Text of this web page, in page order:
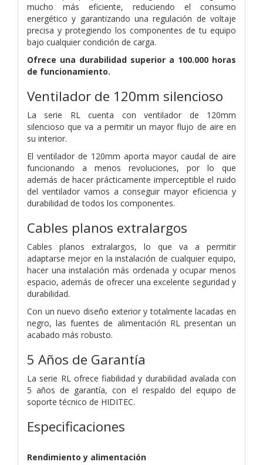
mucho más eficiente, reduciendo el consumo
energético y garantizando una regulación de voltaje
precisa y protegiendo los componentes de tu equipo
bajo cualquier condición de carga.
Ofrece una durabilidad superior a 100.000 horas
de funcionamiento.
Ventilador de 120mm silencioso
La serie RL cuenta con ventilador de 120mm
silencioso que va a permitir un mayor flujo de aire en
su interior.
El ventilador de 120mm aporta mayor caudal de aire
funcionando a menos revoluciones, por lo que
además de hacer prácticamente imperceptible el ruido
del ventilador vamos a conseguir mayor eficiencia y
durabilidad de todos los componentes.
Cables planos extralargos
Cables planos extralargos, lo que va a permitir
adaptarse mejor en la instalación de cualquier equipo,
hacer una instalación más ordenada y ocupar menos
espacio, además de ofrecer una excelente seguridad y
durabilidad.
Con un nuevo diseño exterior y totalmente lacadas en
negro, las fuentes de alimentación RL presentan un
acabado más robusto.
5 Años de Garantía
La serie RL ofrece fiabilidad y durabilidad avalada con
5 años de garantía, con el respaldo del equipo de
soporte técnico de HIDITEC.
Especificaciones
Rendimiento y alimentación